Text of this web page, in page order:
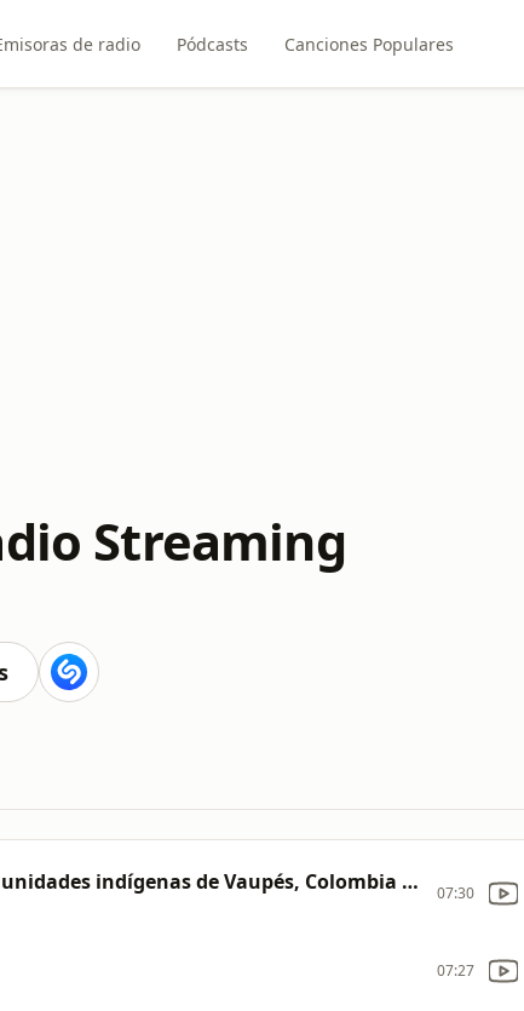
de radio Pódcasts Canciones Populares
Streaming
Una concesión de coltán alerta a comunidades indígenas de Vaupés, Colombia [hY3] 07:30
07:27